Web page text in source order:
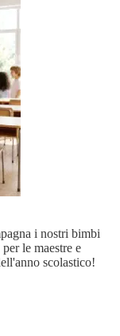
i nostri bimbi
le maestre e
scolastico!